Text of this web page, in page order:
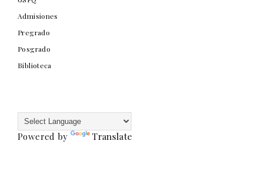
Admisiones
Pregrado
Posgrado
Biblioteca
Powered by Translate